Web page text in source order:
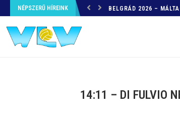
NÉPSZERŰ HÍREINK HELYZETKÉP AZ EB-
14:11 – DI FULVIO